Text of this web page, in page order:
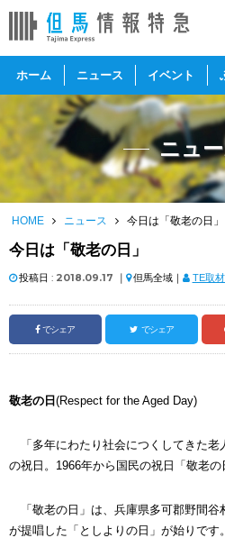
ホーム ニュース イベント
ニュ
HOME ニュース 今日は「敬老の日」
今日は「敬老の日」
投稿日 : 2018.09.17 ｜ 但馬全域｜ TE取
でシェア でシェア
敬老の日 (Respect for the Aged Day)
「多年にわたり社会につくしてきた老
の祝日。1966年から国民の祝日「敬老の
「敬老の日」は、兵庫県多可郡野間谷
が提唱した「としよりの日」が始りで